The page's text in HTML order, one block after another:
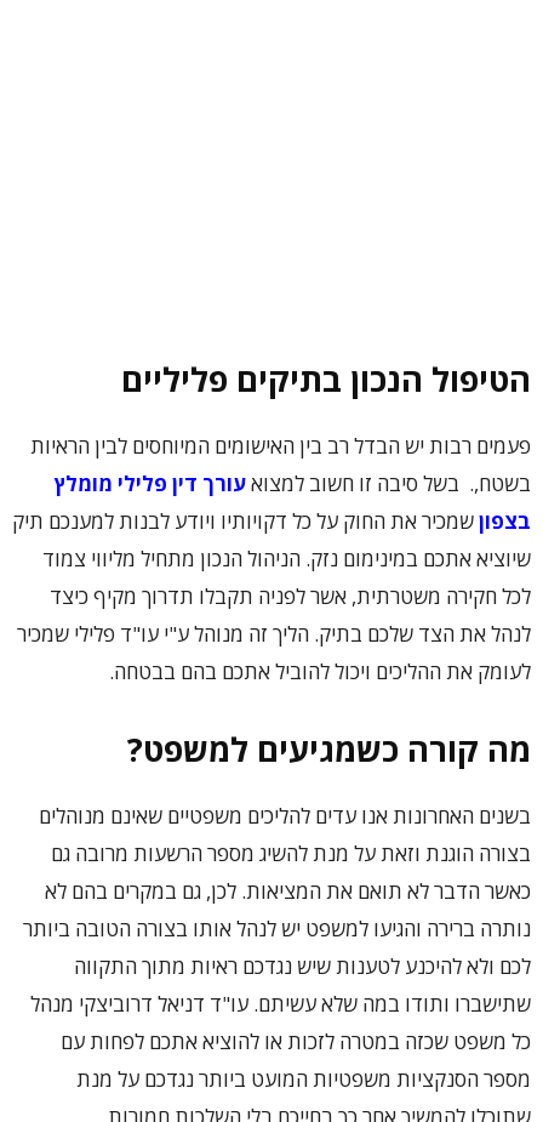
הטיפול הנכון בתיקים פליליים
פעמים רבות יש הבדל רב בין האישומים המיוחסים לבין הראיות
בשטח,. בשל סיבה זו חשוב למצואעורך דין פלילי מומלץ
בצפוןשמכיר את החוק על כל דקויותיו ויודע לבנות למענכם תיק
שיוציא אתכם במינימום נזק. הניהול הנכון מתחיל מליווי צמוד
לכל חקירה משטרתית, אשר לפניה תקבלו תדרוך מקיף כיצד
לנהל את הצד שלכם בתיק. הליך זה מנוהל ע"י עו"ד פלילי שמכיר
לעומק את ההליכים ויכול להוביל אתכם בהם בבטחה.
מה קורה כשמגיעים למשפט?
בשנים האחרונות אנו עדים להליכים משפטיים שאינם מנוהלים
בצורה הוגנת וזאת על מנת להשיג מספר הרשעות מרובה גם
כאשר הדבר לא תואם את המציאות. לכן, גם במקרים בהם לא
נותרה ברירה והגיעו למשפט יש לנהל אותו בצורה הטובה ביותר
לכם ולא להיכנע לטענות שיש נגדכם ראיות מתוך התקווה
שתישברו ותודו במה שלא עשיתם. עו"ד דניאל דרוביצקי מנהל
כל משפט שכזה במטרה לזכות או להוציא אתכם לפחות עם
מספר הסנקציות משפטיות המועט ביותר נגדכם על מנת